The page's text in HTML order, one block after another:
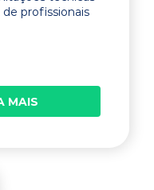
profissionais
MAIS